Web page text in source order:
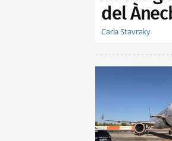
del
Carla Stavraky